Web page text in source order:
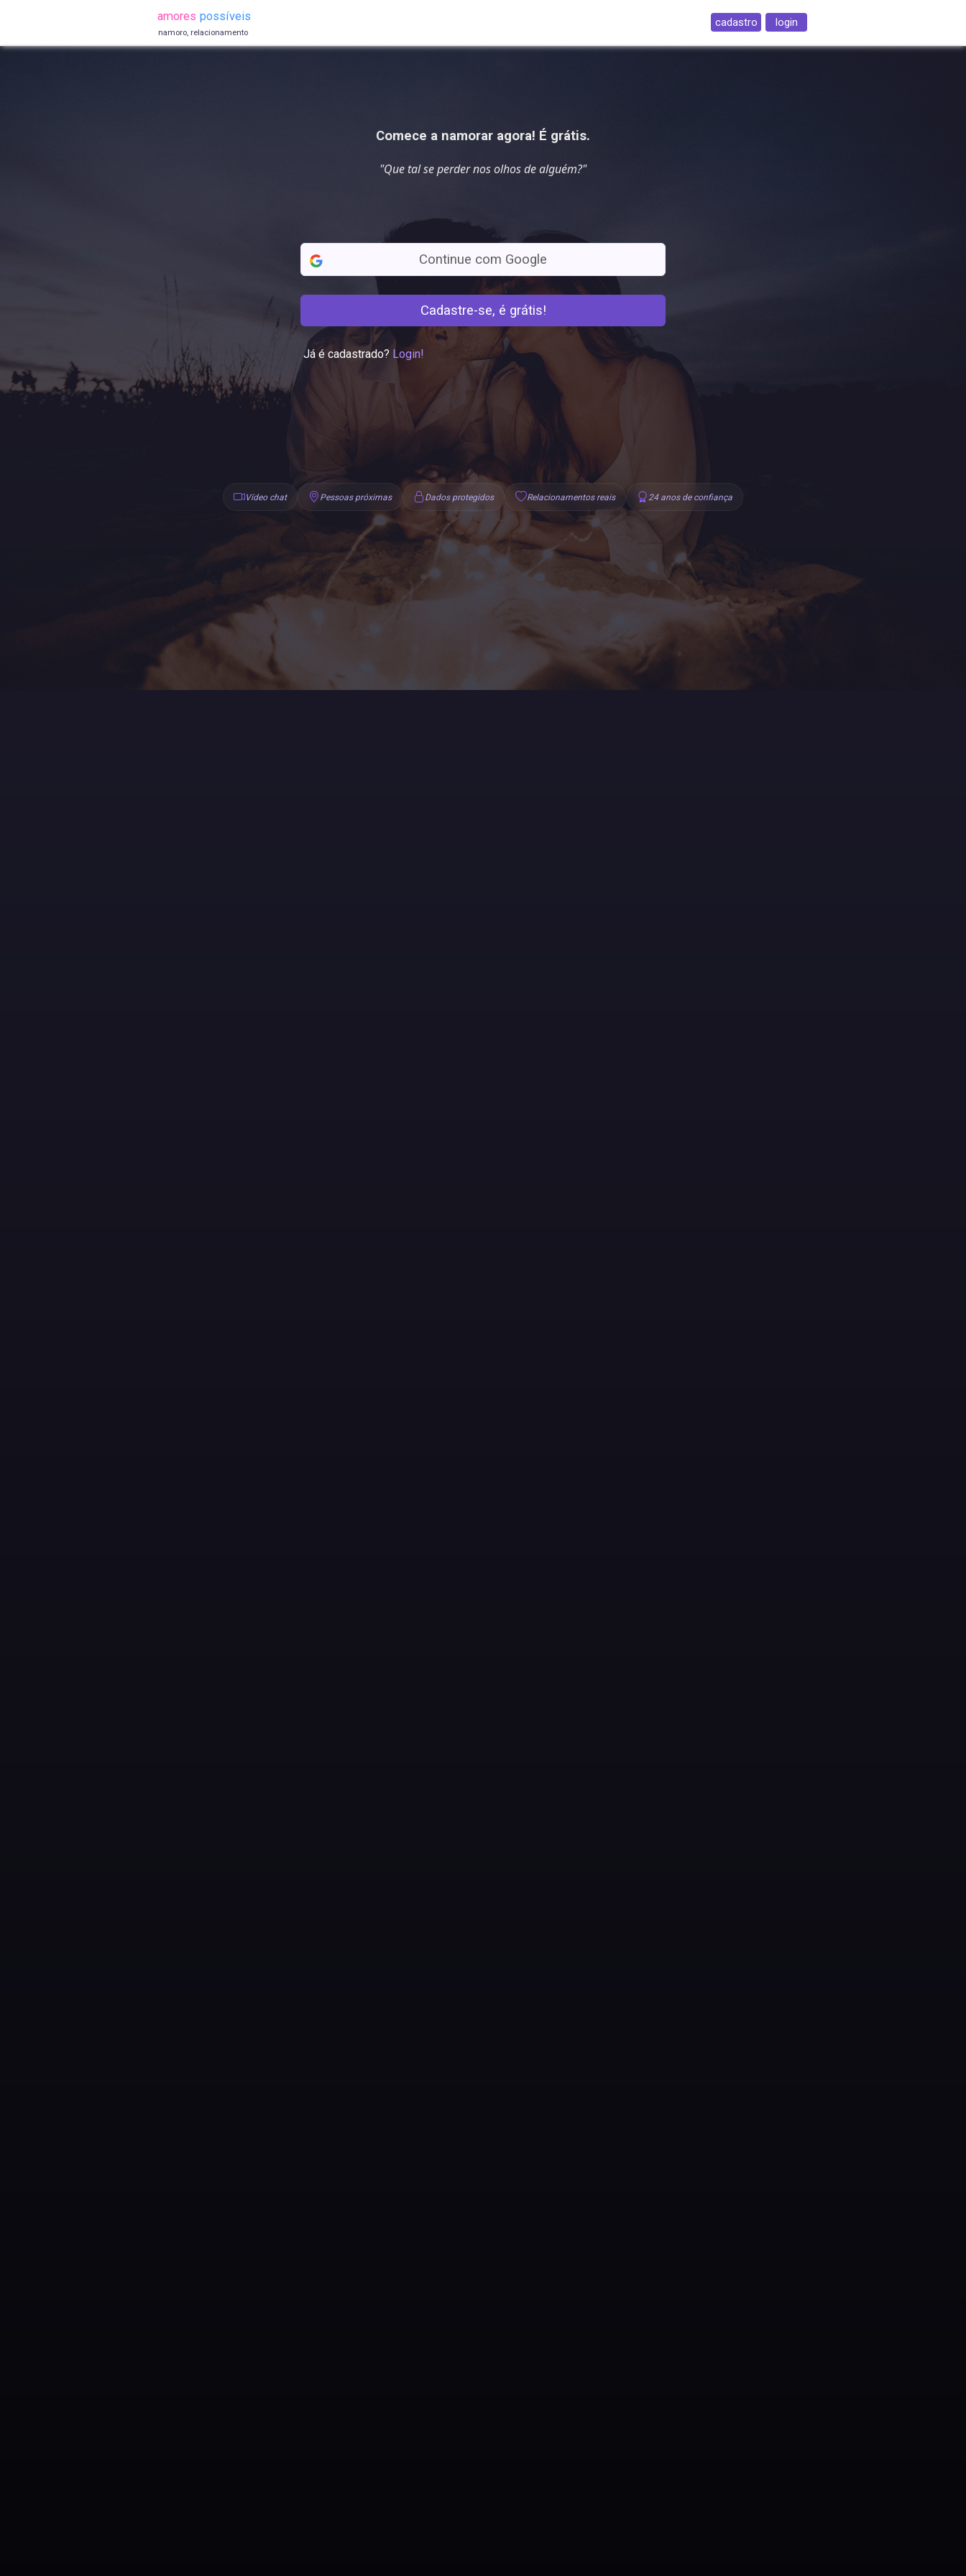
amores possíveis
namoro, relacionamento
cadastro login
Comece a namorar agora! É grátis.
"Que tal seperder nos olhosde alguém?"
Continue com Google
Cadastre-se, é grátis!
Já é cadastrado? Login!
Vídeo chat Pessoas próximas Dados protegidos Relacionamentos reais 24 anos de confiança